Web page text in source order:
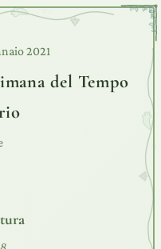
2021
del Tempo